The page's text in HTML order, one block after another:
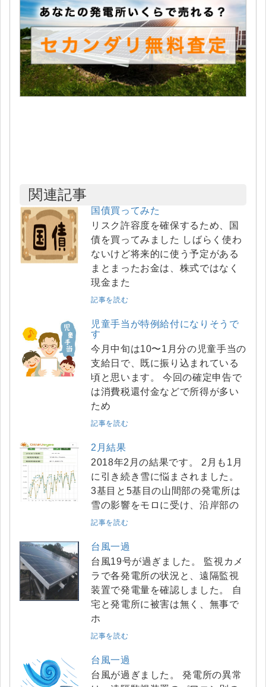
関連記事
国債買ってみた
リスク許容度を確保するため、国
債を買ってみました しばらく使わ
ないけど将来的に使う予定がある
まとまったお金は、株式ではなく
現金また
記事を読む
児童手当が特例給付になりそうで
す
今月中旬は10〜1月分の児童手当の
支給日で、既に振り込まれている
頃と思います。 今回の確定申告で
は消費税還付金などで所得が多い
ため
記事を読む
2月結果
2018年2月の結果です。 2月も1月
に引き続き雪に悩まされました。
3基目と5基目の山間部の発電所は
雪の影響をモロに受け、沿岸部の
記事を読む
台風一過
台風19号が過ぎました。 監視カメ
ラで各発電所の状況と、遠隔監視
装置で発電量を確認しました。 自
宅と発電所に被害は無く、無事で
ホ
記事を読む
台風一過
台風が過ぎました。 発電所の異常